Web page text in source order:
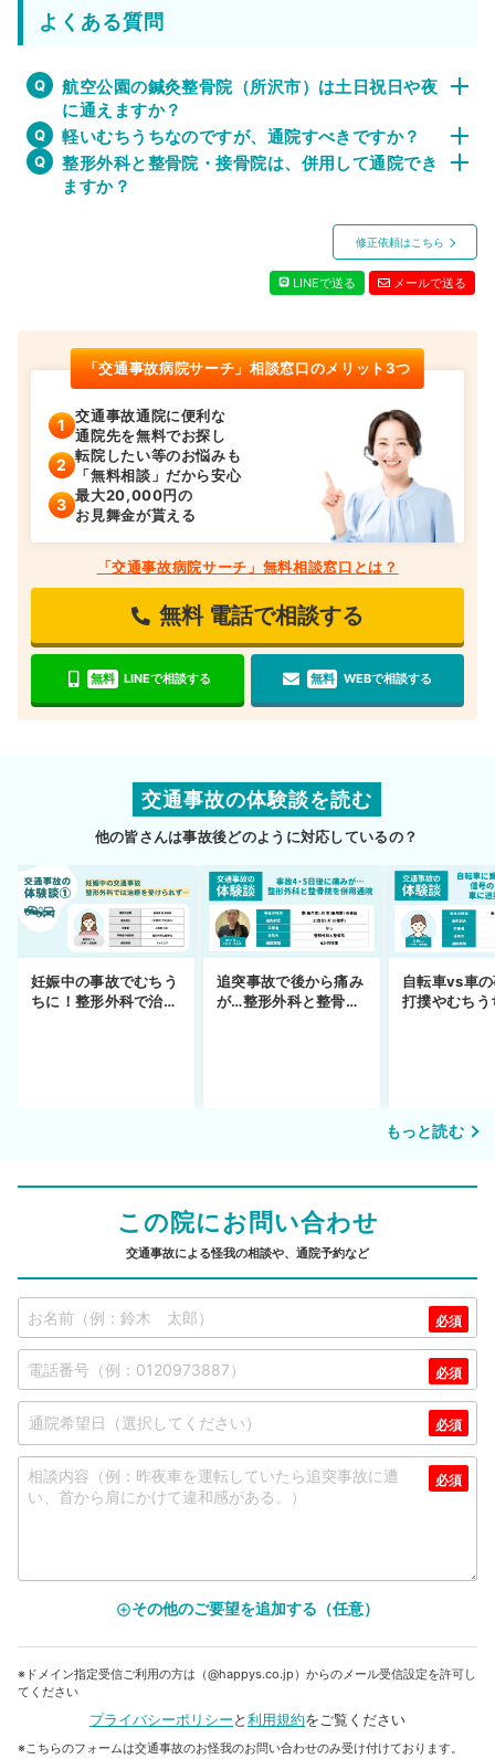
よくある質問
航空公園の鍼灸整骨院（所沢市）は土日祝日や夜
に通えますか？
軽いむちうちなのですが、通院すべきですか？
整形外科と整骨院・接骨院は、併用して通院でき
ますか？
修正依頼はこちら
LINEで送る メールで送る
「交通事故病院サーチ」相談窓口のメリット3つ
交通事故通院に便利な
通院先を無料でお探し
転院したい等のお悩みも
「無料相談」だから安心
最大20,000円の
お見舞金が貰える
「交通事故病院サーチ」無料相談窓口とは？
無料 電話で相談する
無料 LINEで相談する 無料 WEBで相談する
交通事故の体験談を読む
他の皆さんは事故後どのように対応しているの？
妊娠中の事故でむちう
ちに！整形外科で治療
追突事故で後から痛み
が…整形外科と整骨院
自転車vs車
打撲やむちう
もっと読む
この院にお問い合わせ
交通事故による怪我の相談や、通院予約など
add_circle_outlineその他のご要望を追加する（任意）
※ドメイン指定受信ご利用の方は（@happys.co.jp）からのメール受信設定を許可し
てください
プライバシーポリシーと利用規約をご覧ください
※こちらのフォームは交通事故のお怪我のお問い合わせのみ受け付けております。